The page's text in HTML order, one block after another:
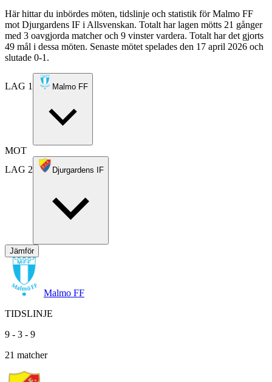
Här hittar du inbördes möten, tidslinje och statistik för Malmo FF
mot Djurgardens IF i Allsvenskan. Totalt har lagen mötts 21 gånger
med 3 oavgjorda matcher och 9 vinster vardera. Totalt har det gjorts
49 mål i dessa möten. Senaste mötet spelades den 17 april 2026 och
slutade 0-1.
LAG 1 Malmo FF
MOT
LAG 2
Djurgardens IF
Jämför
Malmo FF
TIDSLINJE
9 - 3 - 9
21 matcher